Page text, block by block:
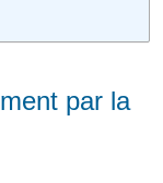
par la